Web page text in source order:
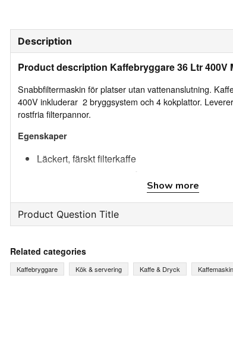
Description
Product description Kaffebryggare 36 Ltr 400V
Snabbfiltermaskin för platser utan vattenanslutning.
400V inkluderar 2 bryggsystem och 4 kokplattor.
rostfria filterpannor.
Egenskaper
Läckert, färskt filterkaffe
Högkvalitativt rostfritt stål kombinerat med
maskinen ett modernt utseende
Anslutningen till vattenledningen fylls
vatten
vattenmätningen
Självreglerande kokplattor för att bevara den
Show more
Product Question Title
Ask us something about this product...
Related categories
Kaffebryggare Kök & servering Kaffe & Dryck